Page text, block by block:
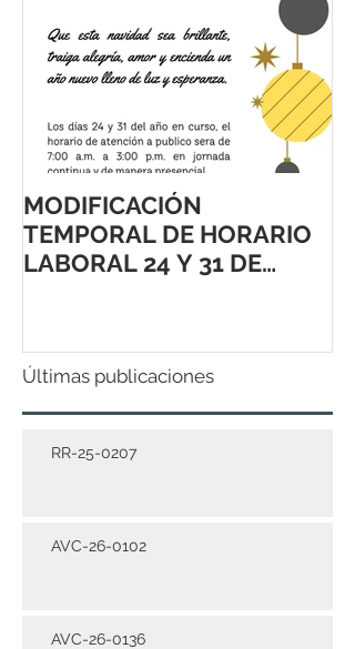
MODIFICACIÓN
TEMPORAL DE HORARIO
LABORAL 24 Y 31 DE
Últimas publicaciones
RR-25-0207
AVC-26-0102
AVC-26-0136